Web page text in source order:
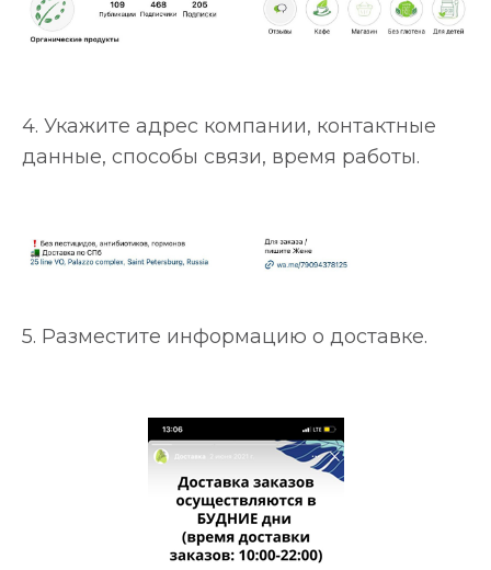
4. Укажите адрес компании, контактные
данные, способы связи, время работы.
5. Разместите информацию о доставке.